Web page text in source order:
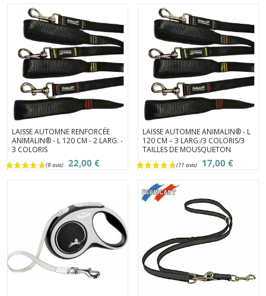
(5 avis)
LAISSE AUTOMNE RENFORCÉE
ANIMALIN® - L 120 CM - 2 LARG. -
3 COLORIS
22,00 €
LAISSE AUTOMNE ANIMALIN® - L
120 CM – 3 LARG./3 COLORIS/3
TAILLES DE MOUSQUETON
17,00 €